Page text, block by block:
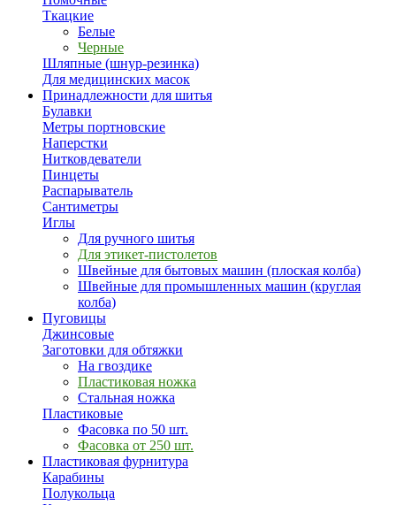
Ткацкие
Белые
Черные
Шляпные (шнур-резинка)
Для медицинских масок
Принадлежности для шитья
Булавки
Метры портновские
Наперстки
Нитковдеватели
Пинцеты
Распарыватель
Сантиметры
Иглы
Для ручного шитья
Для этикет-пистолетов
Швейные для бытовых машин (плоская колба)
Швейные для промышленных машин (круглая
колба)
Пуговицы
Джинсовые
Заготовки для обтяжки
На гвоздике
Пластиковая ножка
Стальная ножка
Пластиковые
Фасовка по 50 шт.
Фасовка от 250 шт.
Пластиковая фурнитура
Карабины
Полукольца